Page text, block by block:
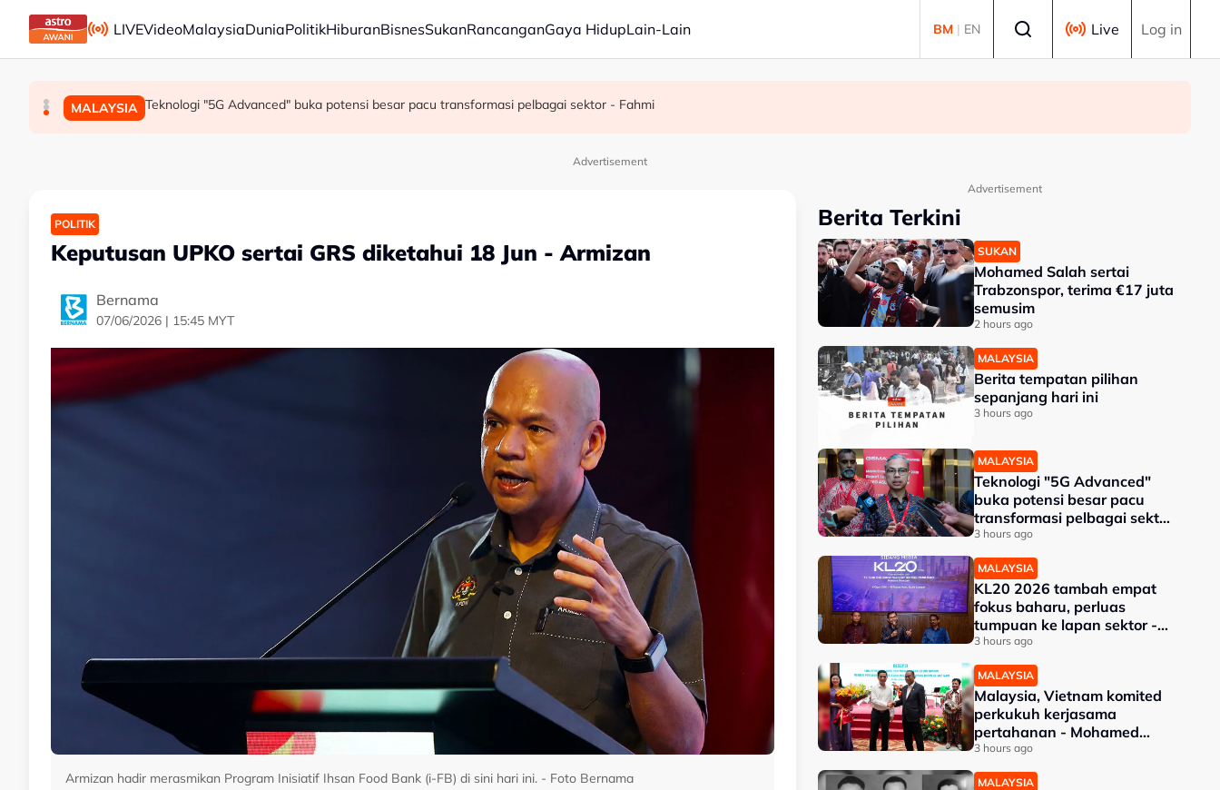
Skip to main content
LIVEVideoMalaysiaDuniaPolitikHiburanBisnesSukanRancanganGaya HidupLain-Lain BM | EN Live Log in
SUKAN Mohamed Salah sertai Trabzonspor, terima €17 juta semusim
MALAYSIA Berita tempatan pilihan sepanjang hari ini
MALAYSIA Teknologi "5G Advanced" buka potensi besar pacu transformasi pelbagai sektor - Fahmi
Advertisement
POLITIK
Keputusan UPKO sertai GRS diketahui 18 Jun - Armizan
Bernama
07/06/2026 | 15:45 MYT
Armizan hadir merasmikan Program Inisiatif Ihsan Food Bank (i-FB) di sini hari ini. - Foto Bernama
Advertisement
Berita Terkini
SUKAN
Mohamed Salah sertai
Trabzonspor, terima €17 juta
semusim
2 hours ago
MALAYSIA
Berita tempatan pilihan
sepanjang hari ini
3 hours ago
MALAYSIA
Teknologi "5G Advanced"
buka potensi besar pacu
transformasi pelbagai sektor
- Fahmi
3 hours ago
MALAYSIA
KL20 2026 tambah empat
fokus baharu, perluas
tumpuan ke lapan sektor -
Akmal Nasrullah
3 hours ago
MALAYSIA
Malaysia, Vietnam komited
perkukuh kerjasama
pertahanan - Mohamed
Khaled
3 hours ago
MALAYSIA